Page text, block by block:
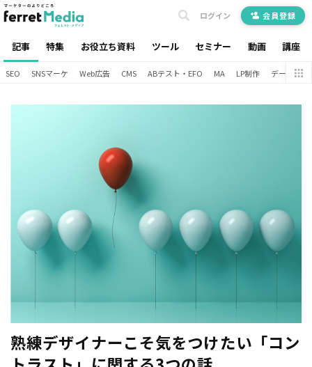
記事 特集 お役立ち資料 ツール セミナー 動画 講座
ログイン 会員登録
SEO SNSマーケ Web広告 CMS ABテスト・EFO MA LP制作 データ分析
熟練デザイナーこそ気をつけたい「コン